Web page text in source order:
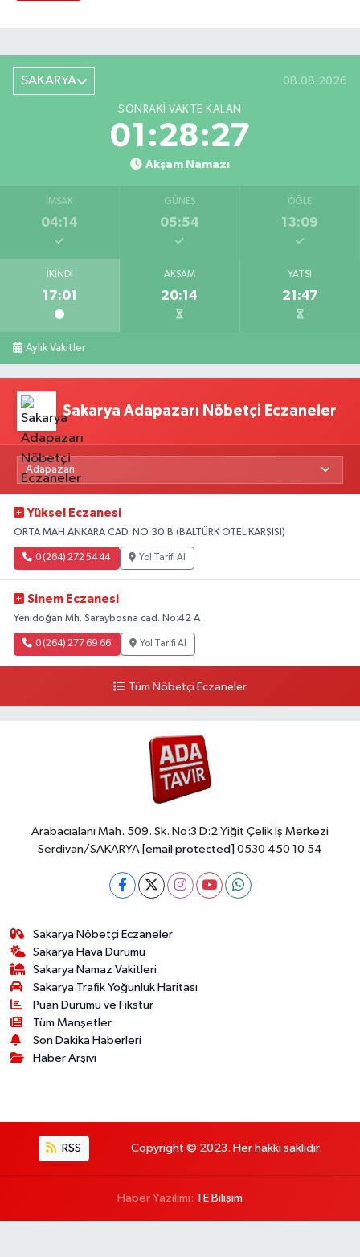
SAKARYA 08.08.2026
SONRAKI VAKTE KALAN
01:28:26
Akşam Namazı
İMSAK
04:14
GÜNEŞ
05:54
ÖĞLE
13:09
İKINDI
17:01
AKŞAM
20:14
YATSI
21:47
Aylık Vakitler
Sakarya Adapazarı Nöbetçi Eczaneler
Yüksel Eczanesi
ORTA MAH ANKARA CAD. NO 30 B (BALTÜRK OTEL KARŞISI)
0 (264) 272 54 44 Yol Tarifi Al
Sinem Eczanesi
Yenidoğan Mh. Saraybosna cad. No:42 A
0 (264) 277 69 66 Yol Tarifi Al
Tüm Nöbetçi Eczaneler
Arabacıalanı Mah. 509. Sk. No:3 D:2 Yiğit Çelik İş Merkezi
Serdivan/SAKARYA [email protected] 0530 450 10 54
Sakarya Nöbetçi Eczaneler
Sakarya Hava Durumu
Sakarya Namaz Vakitleri
Sakarya Trafik Yoğunluk Haritası
Puan Durumu ve Fikstür
Tüm Manşetler
Son Dakika Haberleri
Haber Arşivi
RSS Copyright © 2023. Her hakkı saklıdır.
Haber Yazılımı: TE Bilişim